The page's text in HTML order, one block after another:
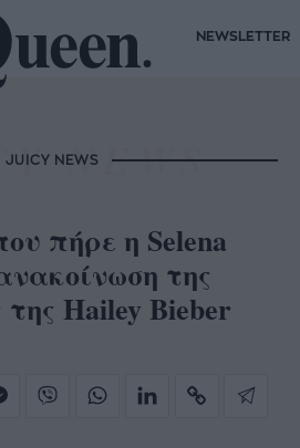
NEWSLETTER
JUICY NEWS
πήρε η Selena
της
Hailey Bieber